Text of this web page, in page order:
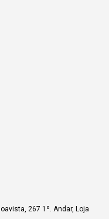
267 1º. Andar, Loja